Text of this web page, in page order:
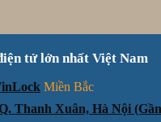
tử lớn nhất Việt Nam
Miền Bắc
Thanh Xuân, Hà Nội